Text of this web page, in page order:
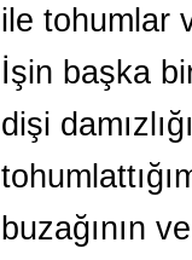
ile tohumlar
İşin başka
dişi
buzağının